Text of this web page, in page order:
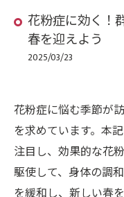
花粉症に効く！
春を迎えよう
2025/03/23
花粉症に悩む季節が
を求めています。本
注目し、効果的な花
駆使して、身体の調